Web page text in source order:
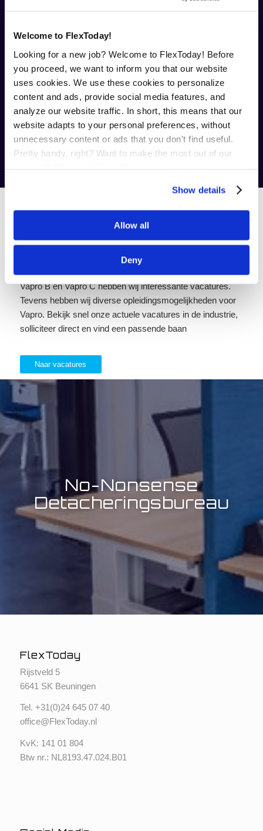
Welcome to FlexToday!
Looking for a new job? Welcome to FlexToday! Before
you proceed, we want to inform you that our website
uses cookies. We use these cookies to personalize
content and ads, provide social media features, and
analyze our website traffic. In short, this means that our
website adapts to your personal preferences, without
unnecessary content or ads that you don't find useful.
Pretty handy, right? Want to make the most out of our
Show details
Allow all
Deny
arbeidsvoorwaarden zoals een
reiskostenvergoeding en een
pensioenregeling
Vast contract
Je hebt – als je dat wilt – de mogelijkheid
om een vast contract te krijgen
FlexToday
Onthoud dus dat je bij FlexToday moet zijn als je aan de
procesindustrie, bijvoorbeeld als operator,
Vapro B en Vapro C hebben wij interessante vacatures.
Tevens hebben wij diverse opleidingsmogelijkheden voor
Vapro. Bekijk snel onze actuele vacatures in de industrie,
solliciteer direct en vind een passende baan
Naar vacatures
No-Nonsense
Detacheringsbureau
FlexToday
Rijstveld 5
6641 SK Beuningen
Tel. +31(0)24 645 07 40
office@FlexToday.nl
KvK: 141 01 804
Btw nr.: NL8193.47.024.B01